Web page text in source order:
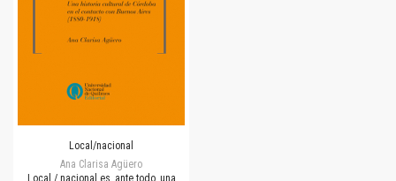
Local/nacional
Ana Clarisa Agüero
Local / nacional es, ante todo, una